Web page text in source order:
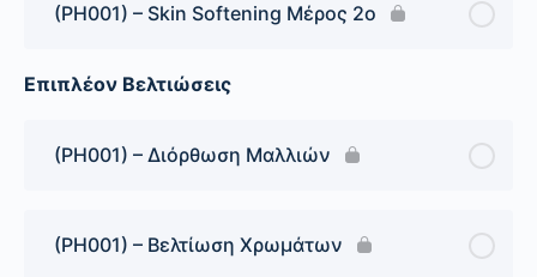
(PH001) – Skin Softening Μέρος 2ο
Επιπλέον Βελτιώσεις
(PH001) – Διόρθωση Μαλλιών
(PH001) – Βελτίωση Χρωμάτων